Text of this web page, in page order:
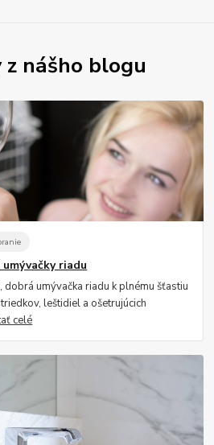
z nášho blogu
riadu
umývačka riadu k plnému šťastiu
leštidiel a ošetrujúcich
celé